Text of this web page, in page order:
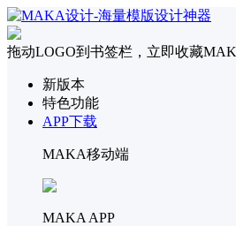
拖动LOGO到书签栏，立即收藏
新版本
特色功能
APP下载
MAKA移动端
MAKA APP